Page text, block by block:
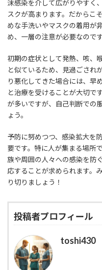
沫感染を介して広がりやすく
スクが高まります。だからこ
めな手洗いやマスクの着用が
め、一層の注意が必要なのです
初期の症状として発熱、咳、
と似ているため、見過ごされ
り悪化してきた場合には、早
と治療を受けることが大切で
が多いですが、自己判断での
ょう。
予防に努めつつ、感染拡大を
要です。特に人が集まる場所
族や周囲の人々への感染を防
応することが求められます。
り切りましょう！
投稿者プロフィール
toshi430